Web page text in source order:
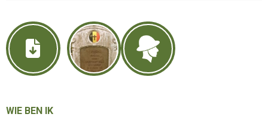
WIE BEN IK